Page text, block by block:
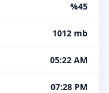
%45
1012 mb
05:22 AM
07:28 PM